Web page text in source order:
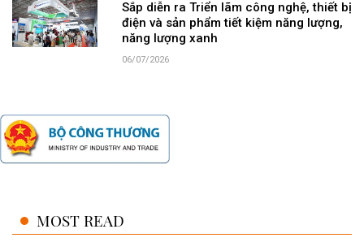
Sắp diễn ra Triển lãm công nghệ, thiết bị
điện và sản phẩm tiết kiệm năng lượng,
năng lượng xanh
06/07/2026
MOST READ